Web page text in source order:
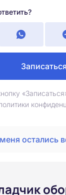
Записаться
остались